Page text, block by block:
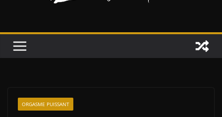
ORGASME PUISSANT